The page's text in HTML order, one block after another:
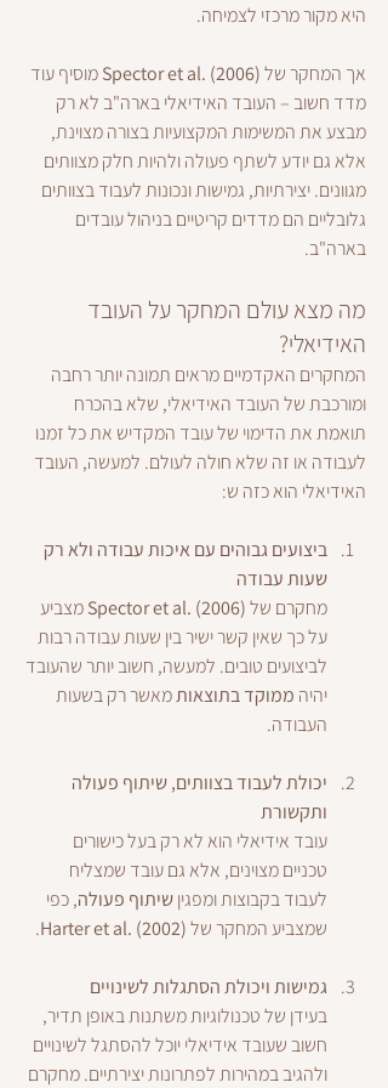
היא מקור מרכזי לצמיחה.
אך המחקר של Spector et al. (2006) מוסיף עוד
מדד חשוב – העובד האידיאלי בארה"ב לא רק
מבצע את המשימות המקצועיות בצורה מצוינת,
אלא גם יודע לשתף פעולה ולהיות חלק מצוותים
מגוונים. יצירתיות, גמישות ונכונות לעבוד בצוותים
גלובליים הם מדדים קריטיים בניהול עובדים
בארה"ב.
מה מצא עולם המחקר על העובד
האידיאלי?
המחקרים האקדמיים מראים תמונה יותר רחבה
ומורכבת של העובד האידיאלי, שלא בהכרח
תואמת את הדימוי של עובד המקדיש את כל זמנו
לעבודה או זה שלא חולה לעולם. למעשה, העובד
האידיאלי הוא כזה ש:
ביצועים גבוהים עם איכות עבודה ולא רק
שעות עבודה
מחקרם של Spector et al. (2006) מצביע
על כך שאין קשר ישיר בין שעות עבודה רבות
לביצועים טובים. למעשה, חשוב יותר שהעובד
יהיה ממוקד בתוצאות מאשר רק בשעות
העבודה.
יכולת לעבוד בצוותים, שיתוף פעולה
ותקשורת
עובד אידיאלי הוא לא רק בעל כישורים
טכניים מצוינים, אלא גם עובד שמצליח
לעבוד בקבוצות ומפגין שיתוף פעולה, כפי
שמצביע המחקר של Harter et al. (2002)
.
גמישות ויכולת הסתגלות לשינויים
בעידן של טכנולוגיות משתנות באופן תדיר,
חשוב שעובד אידיאלי יוכל להסתגל לשינויים
ולהגיב במהירות לפתרונות יצירתיים. מחקרם